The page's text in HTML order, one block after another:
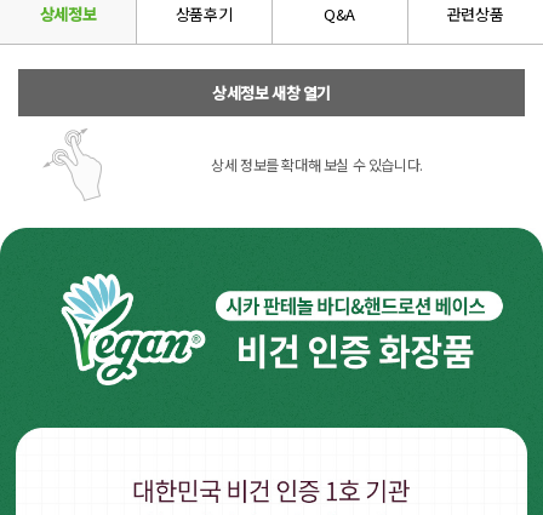
상세정보 상품후기 Q&A 관련상품
상세정보 새창 열기
상세 정보를 확대해 보실 수 있습니다.